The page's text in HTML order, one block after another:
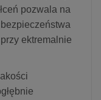
pozwala na
ektremalnie